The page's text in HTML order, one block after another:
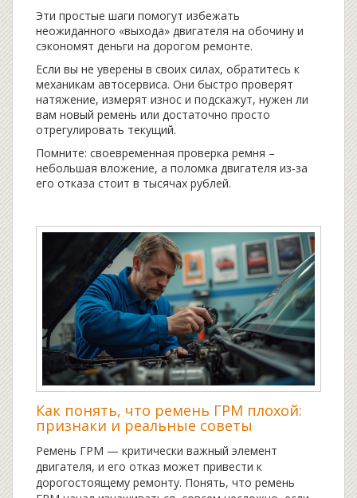
Эти простые шаги помогут избежать
неожиданного «выхода» двигателя на обочину и
сэкономят деньги на дорогом ремонте.
Если вы не уверены в своих силах, обратитесь к
механикам автосервиса. Они быстро проверят
натяжение, измерят износ и подскажут, нужен ли
вам новый ремень или достаточно просто
отрегулировать текущий.
Помните: своевременная проверка ремня –
небольшая вложение, а поломка двигателя из‑за
его отказа стоит в тысячах рублей.
Как понять, что ремень ГРМ плохой:
признаки и реальные советы
Ремень ГРМ — критически важный элемент
двигателя, и его отказ может привести к
дорогостоящему ремонту. Понять, что ремень